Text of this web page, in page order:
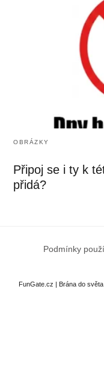
OBRÁZKY
Připoj se i ty k
přidá?
Podmínky
FunGate.cz | Brána do